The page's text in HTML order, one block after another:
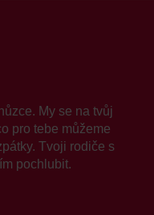
My se na tvůj
pro tebe můžeme
Tvoji rodiče s
pochlubit.